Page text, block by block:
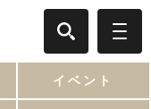
イベント